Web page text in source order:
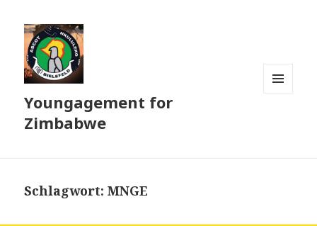
Youngagement for
Zimbabwe
Schlagwort:MNGE